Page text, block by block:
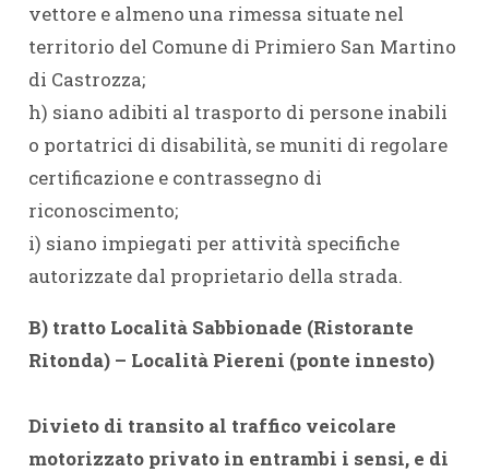
vettore e almeno una rimessa situate nel
territorio del Comune di Primiero San Martino
di Castrozza;
h) siano adibiti al trasporto di persone inabili
o portatrici di disabilità, se muniti di regolare
certificazione e contrassegno di
riconoscimento;
i) siano impiegati per attività specifiche
autorizzate dal proprietario della strada.
B) tratto Località Sabbionade (Ristorante
Ritonda) – Località Piereni (ponte innesto)
Divieto di transito al traffico veicolare
motorizzato privato in entrambi i sensi, e di